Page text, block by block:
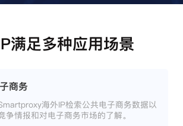
满足多种应用场景
商务
海外IP检索公共电子商务数据以
争情报和对电子商务市场的了解。